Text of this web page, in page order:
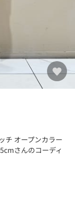
チ オープンカラー
さんのコーディ